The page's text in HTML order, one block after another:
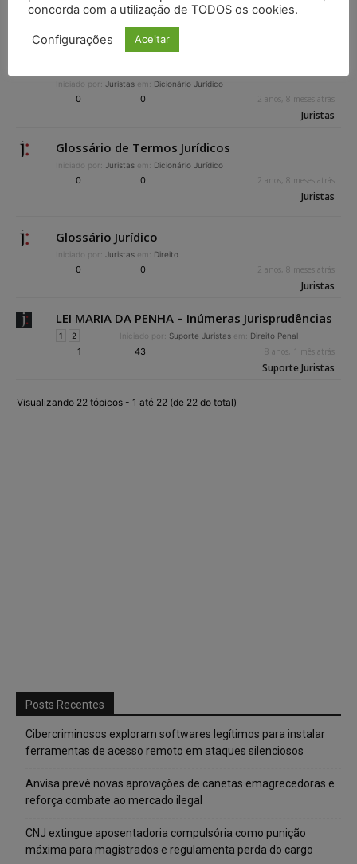
Dicionário Jurídico by 3a Vara Cível da Comarca
Iniciado por: Juristas em: Dicionário Jurídico
0 0 2 anos, 8 meses atrás
Juristas
Glossário de Termos Jurídicos
Iniciado por: Juristas em: Dicionário Jurídico
0 0 2 anos, 8 meses atrás
Juristas
Glossário Jurídico
Iniciado por: Juristas em: Direito
0 0 2 anos, 8 meses atrás
Juristas
LEI MARIA DA PENHA – Inúmeras Jurisprudências
1 2 Iniciado por: Suporte Juristas em: Direito Penal
1 43 8 anos, 1 mês atrás
Suporte Juristas
Visualizando 22 tópicos - 1 até 22 (de 22 do total)
Posts Recentes
Cibercriminosos exploram softwares legítimos para instalar
ferramentas de acesso remoto em ataques silenciosos
Anvisa prevê novas aprovações de canetas emagrecedoras e
reforça combate ao mercado ilegal
CNJ extingue aposentadoria compulsória como punição
máxima para magistrados e regulamenta perda do cargo
concorda com a utilização de TODOS os cookies.
Configurações Aceitar